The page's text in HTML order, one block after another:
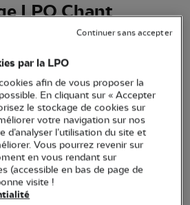
LPO Chant
en valeur le pinson des arbres,
nos forêts
Voir plus
par la LPO
afin de vous proposer la
En cliquant sur « Accepter
le stockage de cookies sur
votre navigation sur nos
d’analyser l’utilisation du site et
Vous pourrez revenir sur
en vous rendant sur
(accessible en bas de page de
visite !
Continuer sans accepter